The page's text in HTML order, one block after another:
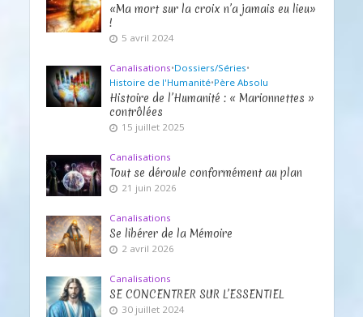
«Ma mort sur la croix n’a jamais eu lieu»
!
5 avril 2024
Canalisations•Dossiers/Séries•
Histoire de l'Humanité•Père Absolu
Histoire de l’Humanité : « Marionnettes »
contrôlées
15 juillet 2025
Canalisations
Tout se déroule conformément au plan
21 juin 2026
Canalisations
Se libérer de la Mémoire
2 avril 2026
Canalisations
SE CONCENTRER SUR L’ESSENTIEL
30 juillet 2024